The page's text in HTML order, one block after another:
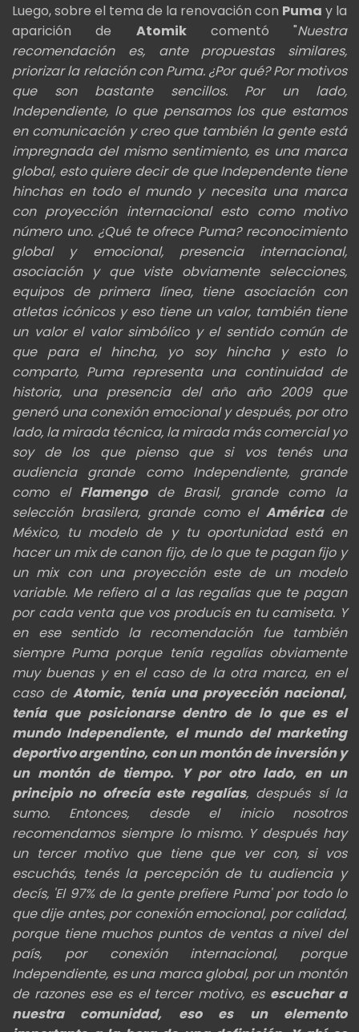
Luego, sobre el tema de la renovación con Puma y la
aparición de Atomikcomentó "Nuestra
recomendación es, ante propuestas similares,
priorizar la relación con Puma. ¿Por qué? Por motivos
que son bastante sencillos. Por un lado,
Independiente, lo que pensamos los que estamos
en comunicación y creo que también la gente está
impregnada del mismo sentimiento, es una marca
global, esto quiere decir de que Independente tiene
hinchas en todo el mundo y necesita una marca
con proyección internacional esto como motivo
número uno. ¿Qué te ofrece Puma? reconocimiento
global y emocional, presencia internacional,
asociación y que viste obviamente selecciones,
equipos de primera línea, tiene asociación con
atletas icónicos y eso tiene un valor, también tiene
un valor el valor simbólico y el sentido común de
que para el hincha, yo soy hincha y esto lo
comparto, Puma representa una continuidad de
historia, una presencia del año año 2009 que
generó una conexión emocional y después, por otro
lado, la mirada técnica, la mirada más comercial yo
soy de los que pienso que si vos tenés una
audiencia grande como Independiente, grande
como el Flamengo de Brasil, grande como la
selección brasilera, grande como el América de
México, tu modelo de y tu oportunidad está en
hacer un mix de canon fijo, de lo que te pagan fijo y
un mix con una proyección este de un modelo
variable. Me refiero al a las regalías que te pagan
por cada venta que vos producís en tu camiseta. Y
en ese sentido la recomendación fue también
siempre Puma porque tenía regalías obviamente
muy buenas y en el caso de la otra marca, en el
caso de Atomic, tenía una proyección nacional,
tenía que posicionarse dentro de lo que es el
mundo Independiente, el mundo del marketing
deportivo argentino, con un montón de inversión y
un montón de tiempo. Y por otro lado, en un
principio no ofrecía este regalías, después sí la
sumo. Entonces, desde el inicio nosotros
recomendamos siempre lo mismo. Y después hay
un tercer motivo que tiene que ver con, si vos
escuchás, tenés la percepción de tu audiencia y
decís, 'El 97% de la gente prefiere Puma' por todo lo
que dije antes, por conexión emocional, por calidad,
porque tiene muchos puntos de ventas a nivel del
país, por conexión internacional, porque
Independiente, es una marca global, por un montón
de razones ese es el tercer motivo, es escuchar a
nuestra comunidad, eso es un elemento